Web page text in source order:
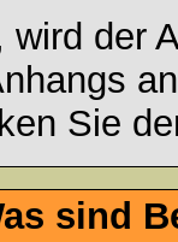
der
Sie
sind